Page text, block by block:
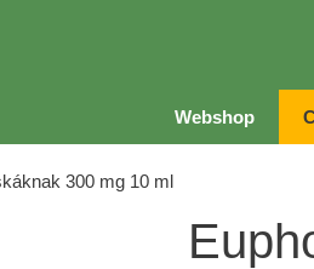
Webshop
300 mg 10 ml